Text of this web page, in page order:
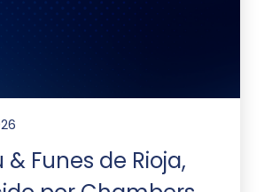
Funes de Rioja,